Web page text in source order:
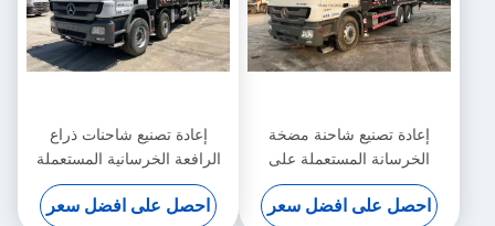
إعادة تصنيع شاحنة مضخة
الخرسانة المستعملة على
الشاحنة 47 متر
احصل على افضل سعر
إعادة تصنيع شاحنات ذراع
الرافعة الخرسانية المستعملة
بمضخة خرسانة 56 مترًا
احصل على افضل سعر